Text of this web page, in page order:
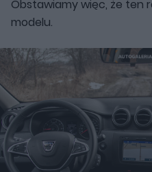
Obstawiamy więc, że ten
modelu.